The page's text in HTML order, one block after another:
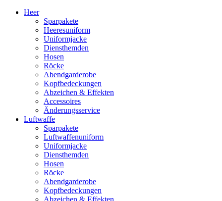
Heer
Sparpakete
Heeresuniform
Uniformjacke
Diensthemden
Hosen
Röcke
Abendgarderobe
Kopfbedeckungen
Abzeichen & Effekten
Accessoires
Änderungsservice
Luftwaffe
Sparpakete
Luftwaffenuniform
Uniformjacke
Diensthemden
Hosen
Röcke
Abendgarderobe
Kopfbedeckungen
Abzeichen & Effekten